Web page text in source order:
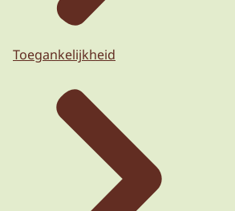
Toegankelijkheid